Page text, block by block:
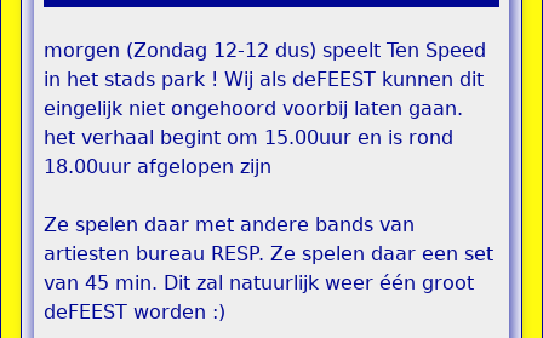
morgen (Zondag 12-12 dus) speelt Ten Speed
in het stads park ! Wij als deFEEST kunnen dit
eingelijk niet ongehoord voorbij laten gaan.
het verhaal begint om 15.00uur en is rond
18.00uur afgelopen zijn
Ze spelen daar met andere bands van
artiesten bureau RESP. Ze spelen daar een set
van 45 min. Dit zal natuurlijk weer één groot
deFEEST worden :)